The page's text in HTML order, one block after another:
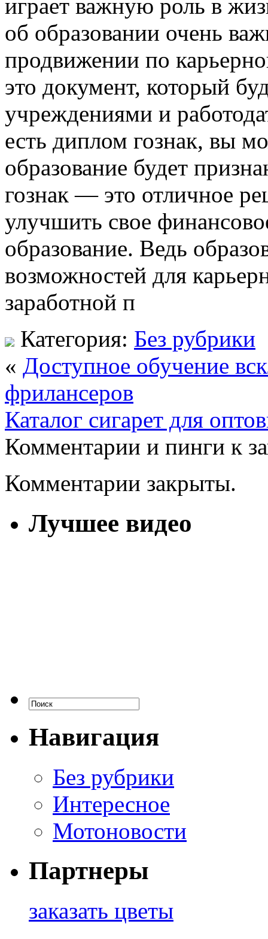
играет важную роль в
об образовании очень
продвижении по
это документ, который
учреждениями и
есть диплом гознак, вы
образование будет
гознак — это отличное
улучшить свое
образование. Ведь
возможностей для
заработной п
Категория: Без рубрики
« Доступное обучение
фрилансеров
Каталог сигарет для
Комментарии и пинги к
Комментарии закрыты.
Лучшее видео
Навигация
Без рубрики
Интересное
Мотоновости
Партнеры
заказать цветы